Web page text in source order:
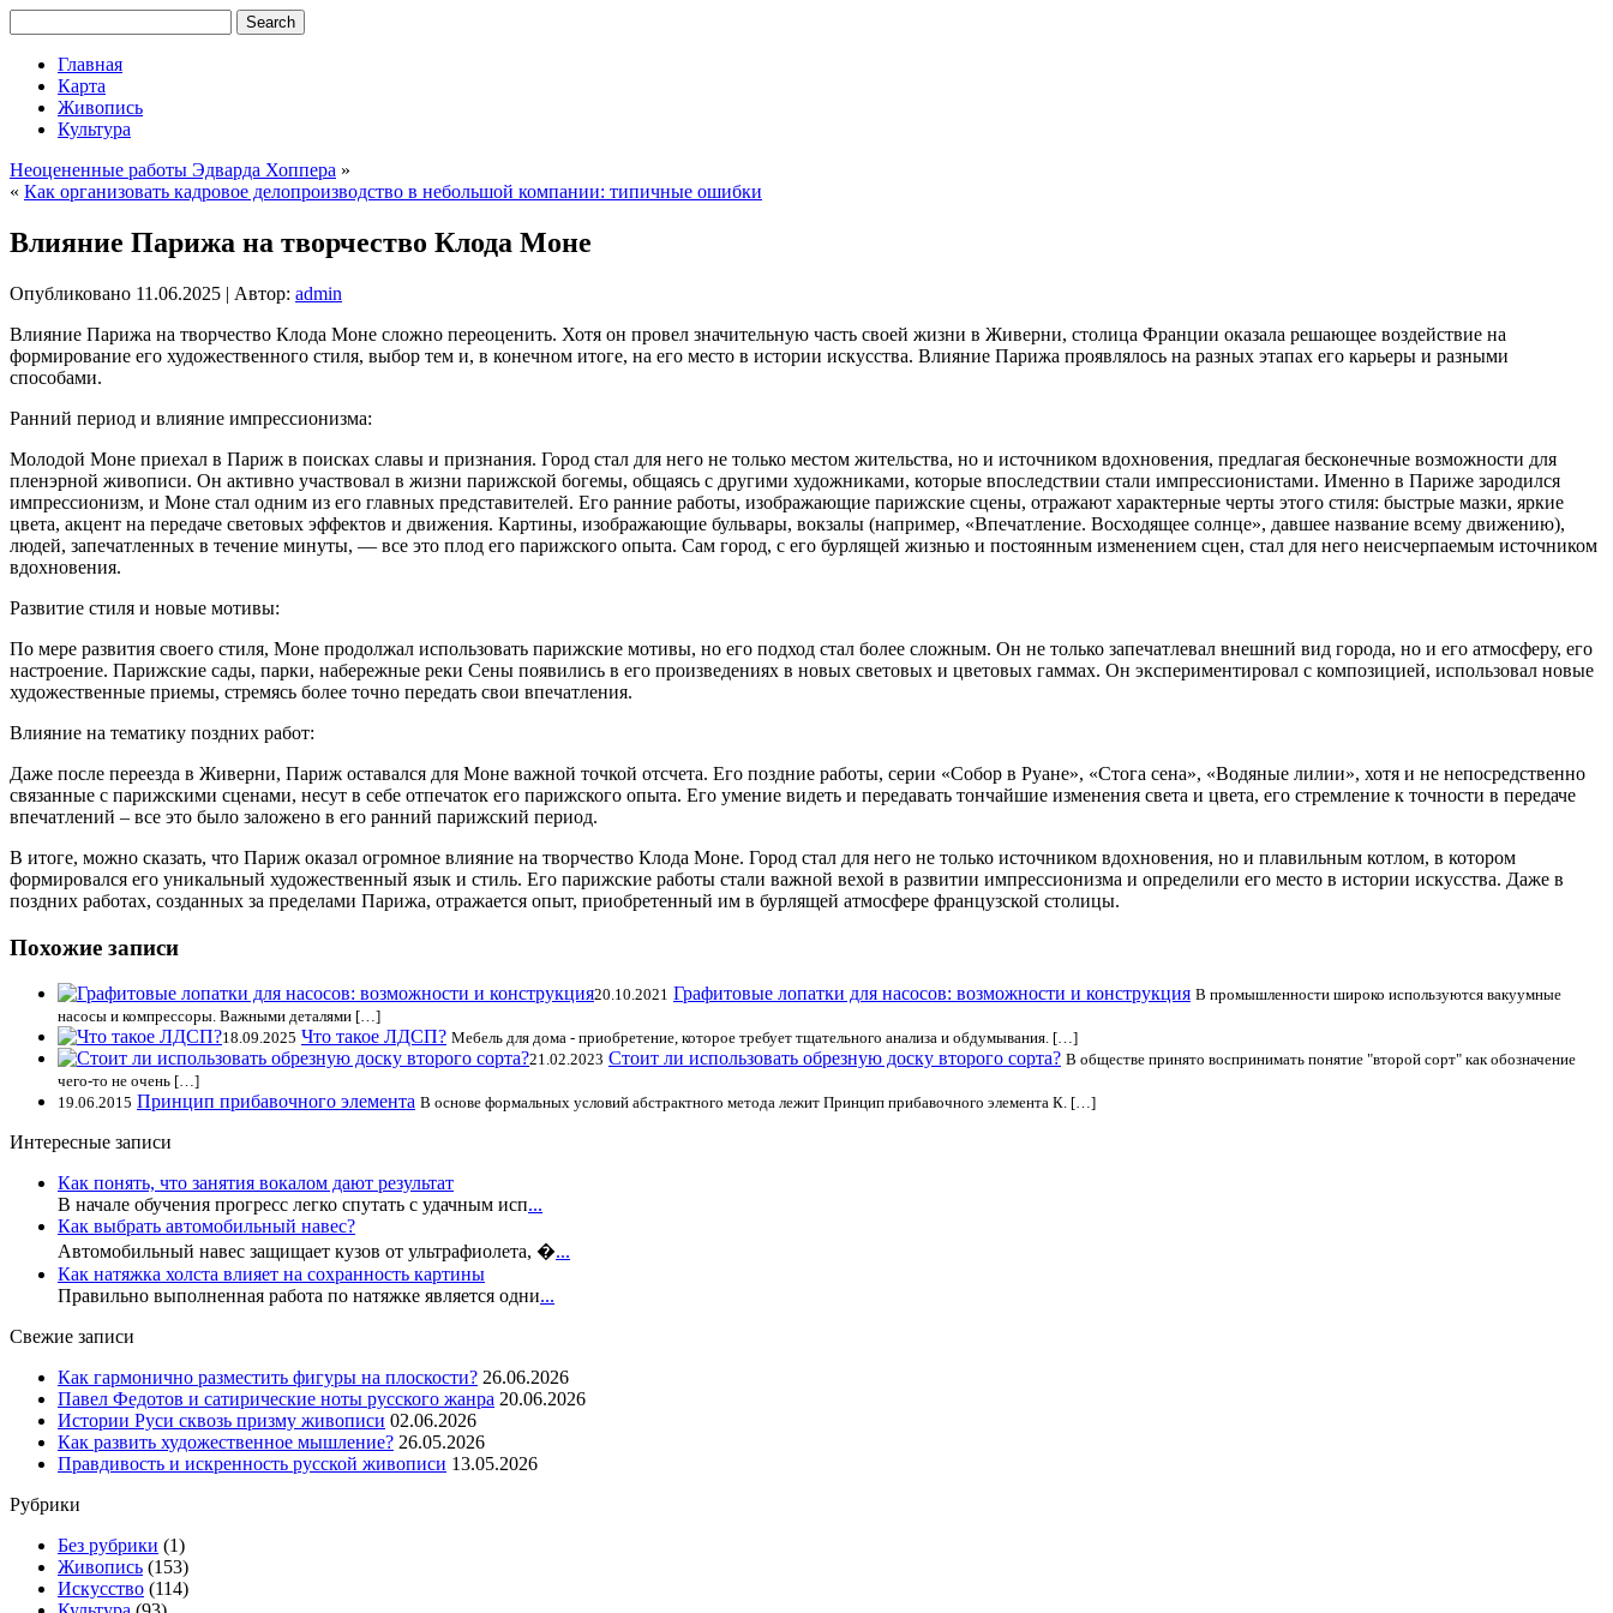
Главная
Карта
Живопись
Культура
Неоцененные работы Эдварда Хоппера »
« Как организовать кадровое делопроизводство в небольшой компании: типичные ошибки
Влияние Парижа на творчество Клода Моне
Опубликовано 11.06.2025 | Автор: admin
Влияние Парижа на творчество Клода Моне сложно переоценить. Хотя он провел значительную часть своей жизни в Живерни, столица Франции оказала решающее воздействие на
формирование его художественного стиля, выбор тем и, в конечном итоге, на его место в истории искусства. Влияние Парижа проявлялось на разных этапах его карьеры и разными
способами.
Ранний период и влияние импрессионизма:
Молодой Моне приехал в Париж в поисках славы и признания. Город стал для него не только местом жительства, но и источником вдохновения, предлагая бесконечные возможности для
пленэрной живописи. Он активно участвовал в жизни парижской богемы, общаясь с другими художниками, которые впоследствии стали импрессионистами. Именно в Париже зародился
импрессионизм, и Моне стал одним из его главных представителей. Его ранние работы, изображающие парижские сцены, отражают характерные черты этого стиля: быстрые мазки, яркие
цвета, акцент на передаче световых эффектов и движения. Картины, изображающие бульвары, вокзалы (например, «Впечатление. Восходящее солнце», давшее название всему движению),
людей, запечатленных в течение минуты, — все это плод его парижского опыта. Сам город, с его бурлящей жизнью и постоянным изменением сцен, стал для него неисчерпаемым источником
вдохновения.
Развитие стиля и новые мотивы:
По мере развития своего стиля, Моне продолжал использовать парижские мотивы, но его подход стал более сложным. Он не только запечатлевал внешний вид города, но и его атмосферу, его
настроение. Парижские сады, парки, набережные реки Сены появились в его произведениях в новых световых и цветовых гаммах. Он экспериментировал с композицией, использовал новые
художественные приемы, стремясь более точно передать свои впечатления.
Влияние на тематику поздних работ:
Даже после переезда в Живерни, Париж оставался для Моне важной точкой отсчета. Его поздние работы, серии «Собор в Руане», «Стога сена», «Водяные лилии», хотя и не непосредственно
связанные с парижскими сценами, несут в себе отпечаток его парижского опыта. Его умение видеть и передавать тончайшие изменения света и цвета, его стремление к точности в передаче
впечатлений – все это было заложено в его ранний парижский период.
В итоге, можно сказать, что Париж оказал огромное влияние на творчество Клода Моне. Город стал для него не только источником вдохновения, но и плавильным котлом, в котором
формировался его уникальный художественный язык и стиль. Его парижские работы стали важной вехой в развитии импрессионизма и определили его место в истории искусства. Даже в
поздних работах, созданных за пределами Парижа, отражается опыт, приобретенный им в бурлящей атмосфере французской столицы.
Похожие записи
20.10.2021 Графитовые лопатки для насосов: возможности и конструкция В промышленности широко используются вакуумные
насосы и компрессоры. Важными деталями […]
18.09.2025 Что такое ЛДСП? Мебель для дома - приобретение, которое требует тщательного анализа и обдумывания. […]
21.02.2023 Стоит ли использовать обрезную доску второго сорта? В обществе принято воспринимать понятие "второй сорт" как обозначение
чего-то не очень […]
19.06.2015 Принцип прибавочного элемента В основе формальных условий абстрактного метода лежит Принцип прибавочного элемента К. […]
Интересные записи
Как понять, что занятия вокалом дают результат
В начале обучения прогресс легко спутать с удачным исп...
Как выбрать автомобильный навес?
Автомобильный навес защищает кузов от ультрафиолета, �...
Как натяжка холста влияет на сохранность картины
Правильно выполненная работа по натяжке является одни...
Свежие записи
Как гармонично разместить фигуры на плоскости? 26.06.2026
Павел Федотов и сатирические ноты русского жанра 20.06.2026
Истории Руси сквозь призму живописи 02.06.2026
Как развить художественное мышление? 26.05.2026
Правдивость и искренность русской живописи 13.05.2026
Рубрики
Без рубрики (1)
Живопись (153)
Искусство (114)